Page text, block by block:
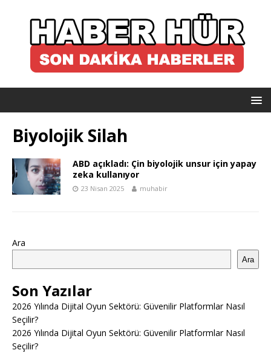
Biyolojik Silah
ABD açıkladı: Çin biyolojik unsur için yapay
zeka kullanıyor
23 Nisan 2025 muhabir
Ara
Ara
Son Yazılar
2026 Yılında Dijital Oyun Sektörü: Güvenilir Platformlar Nasıl
Seçilir?
2026 Yılında Dijital Oyun Sektörü: Güvenilir Platformlar Nasıl
Seçilir?